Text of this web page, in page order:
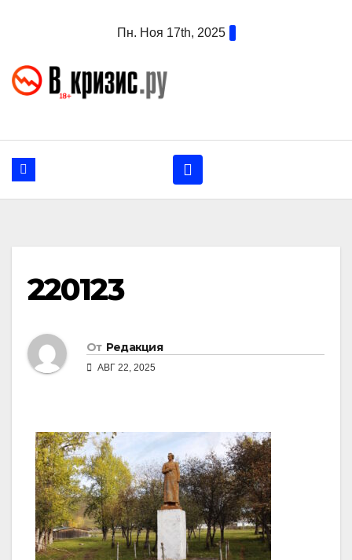
Пн. Ноя 17th, 2025
220123
От Редакция
АВГ 22, 2025